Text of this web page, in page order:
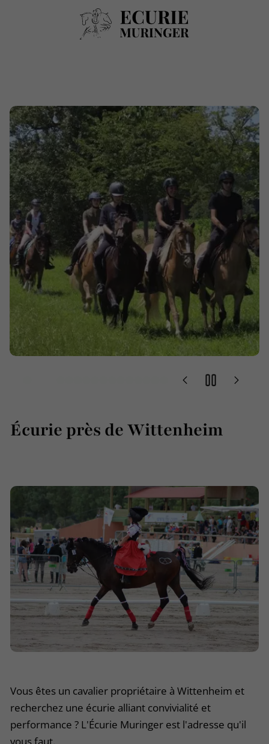
Écurie près de Wittenheim
Vous êtes un cavalier propriétaire à Wittenheim et
recherchez une écurie alliant convivialité et
performance ? L'Écurie Muringer est l'adresse qu'il